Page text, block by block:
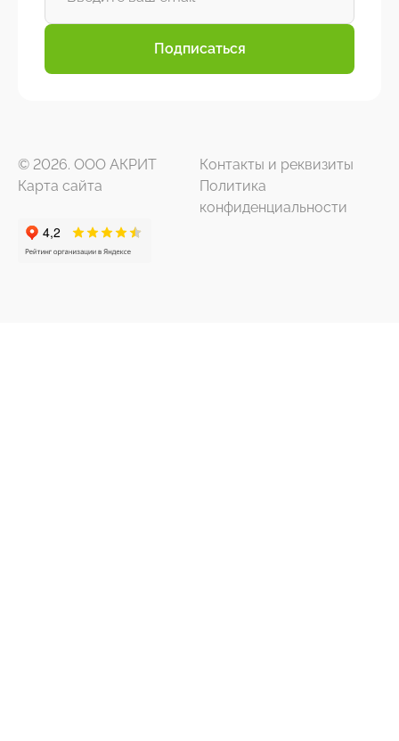
Подписаться
© 2026. ООО АКРИТ
Контакты и реквизиты
Карта сайта
Политика
конфиденциальности